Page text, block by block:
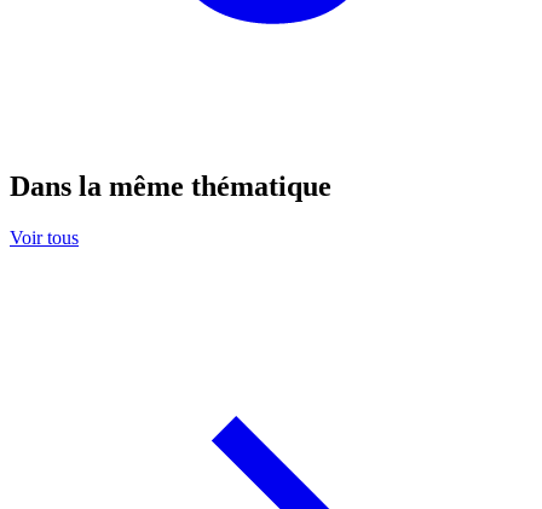
Dans la même thématique
Voir tous